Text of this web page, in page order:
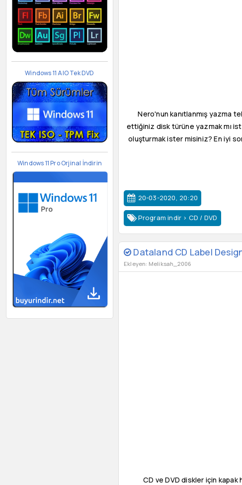
Windows 11 AIO Tek DVD
Windows 11 Pro Orjinal İndirin
Nero'nun kanıtlanmış yazma
ettiğiniz disk türüne yazmak mı
oluşturmak ister misiniz? En iyi
20-03-2020, 20:20
Program indir > CD / DVD
Dataland CD Label
Ekleyen: Meliksah_2006
CD ve DVD diskler için kapak